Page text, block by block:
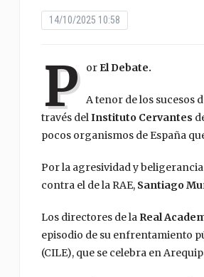
14/10/2025 10:58
P or El Debate.
A tenor de los sucesos
través delInstituto Cervantes
pocos organismos de España
Por la agresividad y
contra el de la RAE, Santiago
Los directores de la Real
episodio de su enfrentamiento
(CILE), que se celebra en